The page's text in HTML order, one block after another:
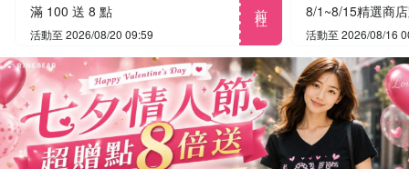
滿 100 送 8 點
活動至 2026/08/20 09:59 活動至 2026/08/16